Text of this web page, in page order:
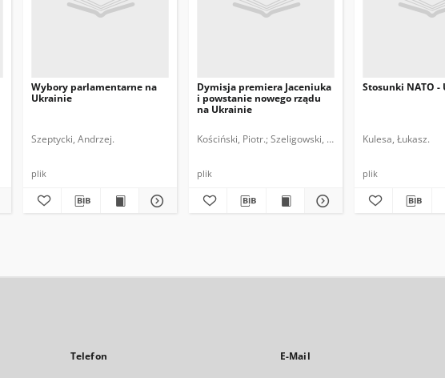
Wybory parlamentarne na
Ukrainie
Szeptycki, Andrzej.
plik
Dymisja premiera Jaceniuka
i powstanie nowego rządu
na Ukrainie
Kościński, Piotr. Szeligowski, Daniel.
plik
Stosunki NATO -
Kulesa, Łukasz.
plik
Telefon E-Mail